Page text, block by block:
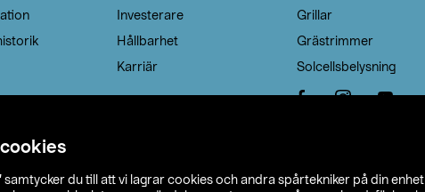
samtycker du till att vi lagrar cookies och andra spårtekniker på din enhet
Investerare
Hållbarhet
Karriär
Grillar
Grästrimmer
Solcellsbelysning